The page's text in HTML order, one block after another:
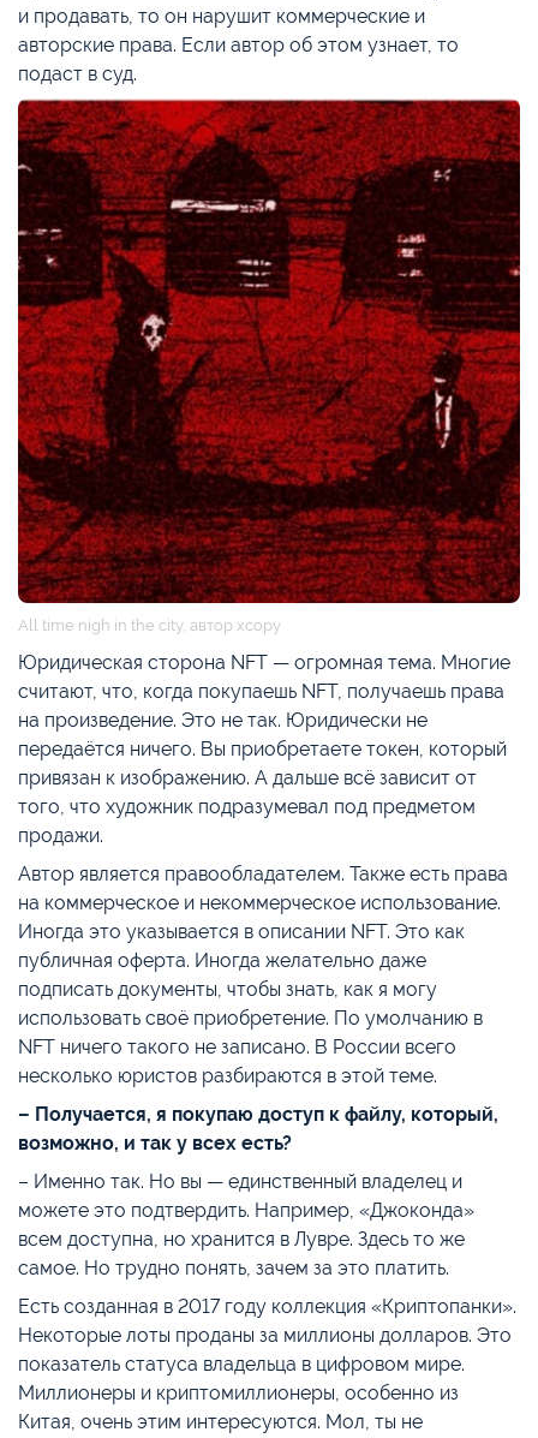
и продавать, то он нарушит коммерческие и
авторские права. Если автор об этом узнает, то
подаст в суд.
All time nigh in the city, автор xcopy
Юридическая сторона NFT — огромная тема. Многие
считают, что, когда покупаешь NFT, получаешь права
на произведение. Это не так. Юридически не
передаётся ничего. Вы приобретаете токен, который
привязан к изображению. А дальше всё зависит от
того, что художник подразумевал под предметом
продажи.
Автор является правообладателем. Также есть права
на коммерческое и некоммерческое использование.
Иногда это указывается в описании NFT. Это как
публичная оферта. Иногда желательно даже
подписать документы, чтобы знать, как я могу
использовать своё приобретение. По умолчанию в
NFT ничего такого не записано. В России всего
несколько юристов разбираются в этой теме.
– Получается, я покупаю доступ к файлу, который,
возможно, и так у всех есть?
– Именно так. Но вы — единственный владелец и
можете это подтвердить. Например, «Джоконда»
всем доступна, но хранится в Лувре. Здесь то же
самое. Но трудно понять, зачем за это платить.
Есть созданная в 2017 году коллекция «Криптопанки».
Некоторые лоты проданы за миллионы долларов. Это
показатель статуса владельца в цифровом мире.
Миллионеры и криптомиллионеры, особенно из
Китая, очень этим интересуются. Мол, ты не